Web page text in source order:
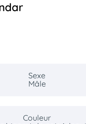
Sexe
Mâle
Couleur